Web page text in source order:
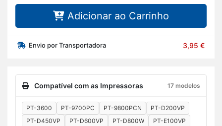
Adicionar ao Carrinho
Envio por Transportadora 3,95 €
Compatível com as Impressoras 17 modelos
PT-3600 PT-9700PC PT-9800PCN
PT-D200VP
PT-D450VP
PT-D600VP PT-D800W
PT-E100VP